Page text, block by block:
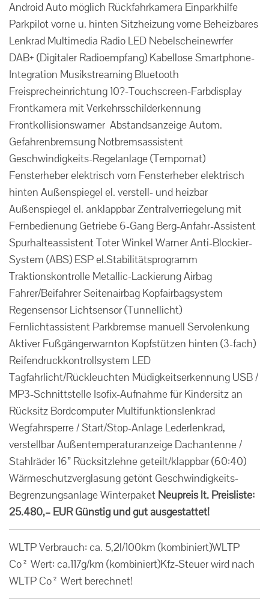
Android Auto möglich Rückfahrkamera Einparkhilfe
Parkpilot vorne u. hinten Sitzheizung vorne Beheizbares
Lenkrad Multimedia Radio LED Nebelscheinewrfer
DAB+ (Digitaler Radioempfang) Kabellose Smartphone-
Integration Musikstreaming Bluetooth
Freisprecheinrichtung 10?-Touchscreen-Farbdisplay
Frontkamera mit Verkehrsschilderkennung
Frontkollisionswarner Abstandsanzeige Autom.
Gefahrenbremsung Notbremsassistent
Geschwindigkeits-Regelanlage (Tempomat)
Fensterheber elektrisch vorn Fensterheber elektrisch
hinten Außenspiegel el. verstell- und heizbar
Außenspiegel el. anklappbar Zentralverriegelung mit
Fernbedienung Getriebe 6-Gang Berg-Anfahr-Assistent
Spurhalteassistent Toter Winkel Warner Anti-Blockier-
System (ABS) ESP el.Stabilitätsprogramm
Traktionskontrolle Metallic-Lackierung Airbag
Fahrer/Beifahrer Seitenairbag Kopfairbagsystem
Regensensor Lichtsensor (Tunnellicht)
Fernlichtassistent Parkbremse manuell Servolenkung
Aktiver Fußgängerwarnton Kopfstützen hinten (3-fach)
Reifendruckkontrollsystem LED
Tagfahrlicht/Rückleuchten Müdigkeitserkennung USB /
MP3-Schnittstelle Isofix-Aufnahme für Kindersitz an
Rücksitz Bordcomputer Multifunktionslenkrad
Wegfahrsperre / Start/Stop-Anlage Lederlenkrad,
verstellbar Außentemperaturanzeige Dachantenne /
Stahlräder 16” Rücksitzlehne geteilt/klappbar (60:40)
Wärmeschutzverglasung getönt Geschwindigkeits-
Begrenzungsanlage Winterpaket Neupreis lt. Preisliste:
25.480,– EUR Günstig und gut ausgestattet!
WLTP Verbrauch: ca. 5,2l/100km (kombiniert)WLTP
Co² Wert: ca.117g/km (kombiniert)Kfz-Steuer wird nach
WLTP Co² Wert berechnet!